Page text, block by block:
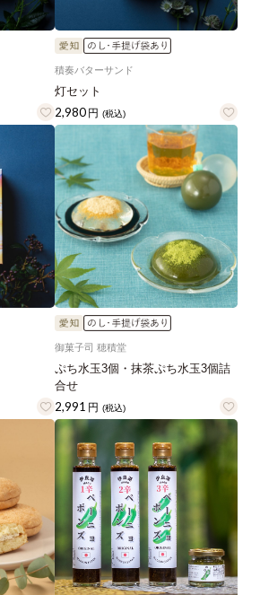
積奏バターサンド
灯セット
2,980 円 (税込)
御菓子司 穂積堂
ぷち水玉3個・抹茶ぷち水玉3個詰
合せ
2,991 円 (税込)